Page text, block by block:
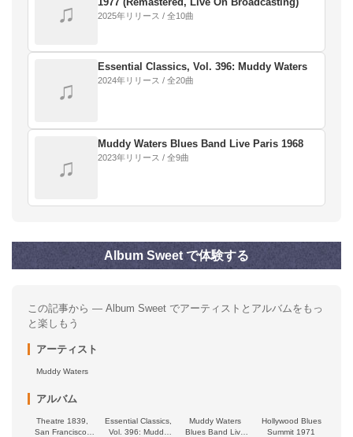
♫ 2025年リリース / 全10曲
♫
Essential Classics, Vol. 396: Muddy Waters
2024年リリース / 全20曲
♫
Muddy Waters Blues Band Live Paris 1968
2023年リリース / 全9曲
Album Sweet で体験する
この記事から — Album Sweet でアーティストとアルバムをもっ
と楽しもう
アーティスト
Muddy Waters
アルバム
Theatre 1839,
San Francisco.
Essential Classics,
Vol. 396: Muddy
Muddy Waters
Blues Band Live
Hollywood Blues
Summit 1971